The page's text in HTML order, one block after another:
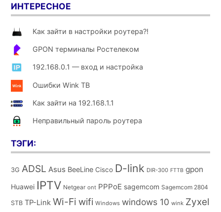
ИНТЕРЕСНОЕ
Как зайти в настройки роутера?!
GPON терминалы Ростелеком
192.168.0.1 — вход и настройка
Ошибки Wink ТВ
Как зайти на 192.168.1.1
Неправильный пароль роутера
ТЭГИ:
3G ADSL Asus BeeLine Cisco D-link DIR-300 FTTB gpon
Huawei IPTV Netgear ont PPPoE sagemcom Sagemcom 2804
STB TP-Link Wi-Fi wifi Windows windows 10 wink Zyxel